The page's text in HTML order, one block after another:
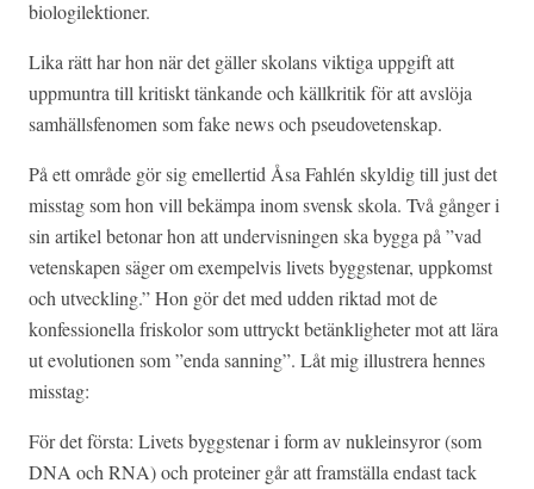
biologilektioner.
Lika rätt har hon när det gäller skolans viktiga uppgift att
uppmuntra till kritiskt tänkande och källkritik för att avslöja
samhällsfenomen som fake news och pseudovetenskap.
På ett område gör sig emellertid Åsa Fahlén skyldig till just det
misstag som hon vill bekämpa inom svensk skola. Två gånger i
sin artikel betonar hon att undervisningen ska bygga på ”vad
vetenskapen säger om exempelvis livets byggstenar, uppkomst
och utveckling.” Hon gör det med udden riktad mot de
konfessionella friskolor som uttryckt betänkligheter mot att lära
ut evolutionen som ”enda sanning”. Låt mig illustrera hennes
misstag:
För det första: Livets byggstenar i form av nukleinsyror (som
DNA och RNA) och proteiner går att framställa endast tack